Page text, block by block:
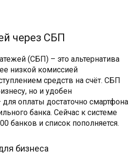
через СБП
(СБП) – это альтернатива
низкой комиссией
средств на счёт. СБП
но и удобен
оплаты достаточно смартфона
банка. Сейчаc к системе
банков и список пополняется.
бизнеса